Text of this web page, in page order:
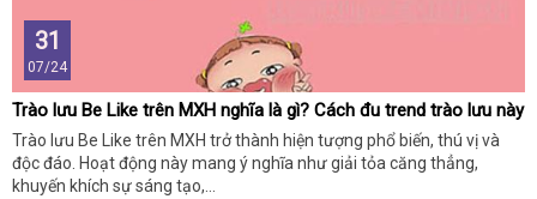
31
07/24
Trào lưu Be Like trên MXH nghĩa là gì? Cách đu trend trào lưu này
Trào lưu Be Like trên MXH trở thành hiện tượng phổ biến, thú vị và
độc đáo. Hoạt động này mang ý nghĩa như giải tỏa căng thẳng,
khuyến khích sự sáng tạo,…